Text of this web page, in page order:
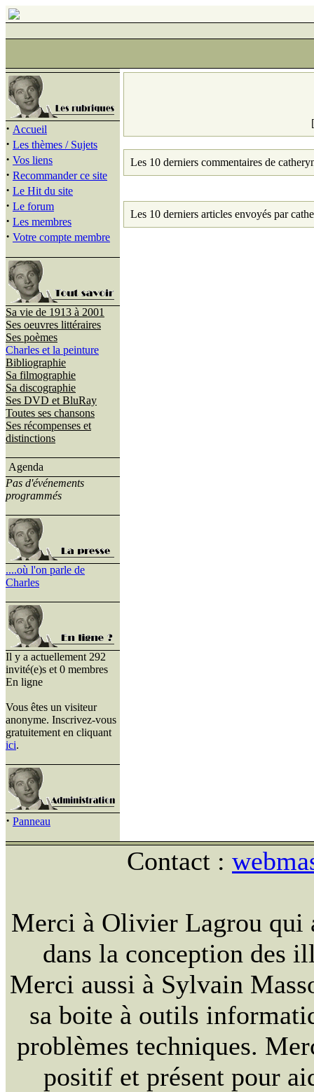
· Accueil
· Les thèmes / Sujets
· Vos liens
· Recommander ce site
· Le Hit du site
· Le forum
· Les membres
· Votre compte membre
Sa vie de 1913 à 2001
Ses oeuvres littéraires
Ses poèmes
Charles et la peinture
Bibliographie
Sa filmographie
Sa discographie
Ses DVD et BluRay
Toutes ses chansons
Ses récompenses et
distinctions
Agenda
Pas d'événements
programmés
....où l'on parle de
Charles
Il y a actuellement 292
invité(e)s et 0 membres
En ligne
Vous êtes un visiteur
anonyme. Inscrivez-vous
gratuitement en cliquant
ici.
· Panneau
Les 10 derniers commentaires de
Les 10 derniers articles envoyés par
Contact :
Merci à Olivier Lagrou qui
dans la conception des
Merci aussi à Sylvain
sa boite à outils
problèmes techniques.
positif et présent pour